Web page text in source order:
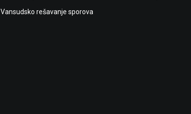
Vansudsko rešavanje sporova